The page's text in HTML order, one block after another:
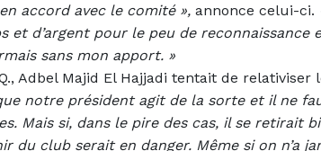
accord avec le comité », annonce celui-ci.
et d’argent pour le peu de reconnaissance
sans mon apport. »
Adbel Majid El Hajjadi tentait de relativiser
notre président agit de la sorte et il ne
Mais si, dans le pire des cas, il se retirait
du club serait en danger. Même si on n’a